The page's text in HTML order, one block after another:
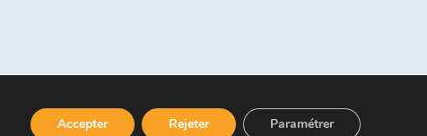
Accepter Rejeter Paramétrer